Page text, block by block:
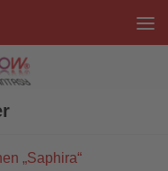
„Saphira“